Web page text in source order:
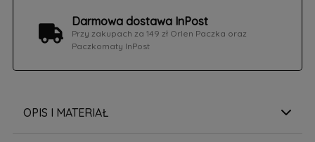
Darmowa dostawa InPost
Przy zakupach za 149 zł Orlen Paczka oraz
Paczkomaty InPost
OPIS I MATERIAŁ